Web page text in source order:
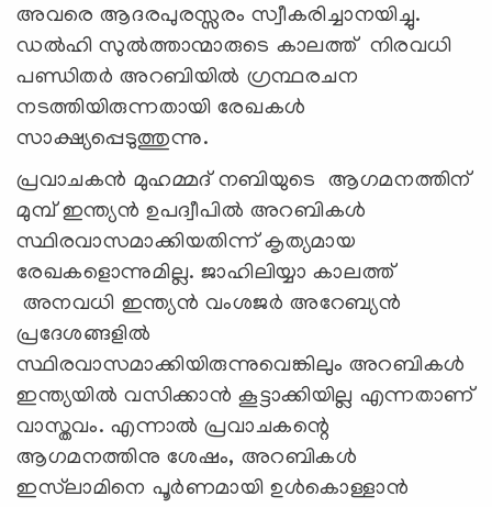
അവരെ ആദരപുരസ്സരം സ്വീകരിച്ചാനയിച്ചു.
ഡൽഹി സുൽത്താന്മാരുടെ കാലത്ത് നിരവധി
പണ്ഡിതർ അറബിയിൽ ഗ്രന്ഥരചന
നടത്തിയിരുന്നതായി രേഖകൾ
സാക്ഷ്യപ്പെടുത്തുന്നു.
പ്രവാചകൻ മുഹമ്മദ് നബിയുടെ ആഗമനത്തിന്
മുമ്പ് ഇന്ത്യൻ ഉപദ്വീപിൽ അറബികൾ
സ്ഥിരവാസമാക്കിയതിന്ന് കൃത്യമായ
രേഖകളൊന്നുമില്ല. ജാഹിലിയ്യാ കാലത്ത്
അനവധി ഇന്ത്യൻ വംശജർ അറേബ്യൻ
പ്രദേശങ്ങളിൽ
സ്ഥിരവാസമാക്കിയിരുന്നുവെങ്കിലും അറബികൾ
ഇന്ത്യയിൽ വസിക്കാൻ കൂട്ടാക്കിയില്ല എന്നതാണ്
വാസ്തവം. എന്നാൽ പ്രവാചകന്റെ
ആഗമനത്തിനു ശേഷം, അറബികൾ
ഇസ്‍ലാമിനെ പൂർണമായി ഉൾകൊള്ളാൻ